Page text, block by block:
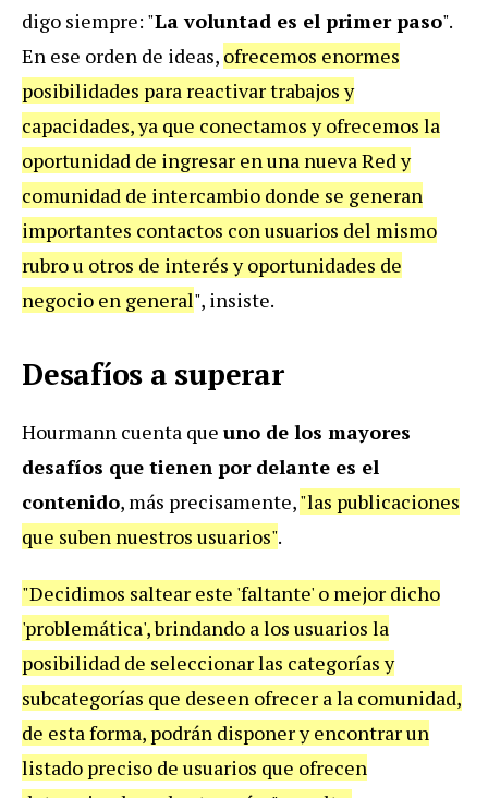
digo siempre: "La voluntad es el primer paso".
En ese orden de ideas, ofrecemos enormes
posibilidades para reactivar trabajos y
capacidades, ya que conectamos y ofrecemos la
oportunidad de ingresar en una nueva Red y
comunidad de intercambio donde se generan
importantes contactos con usuarios del mismo
rubro u otros de interés y oportunidades de
negocio en general", insiste.
Desafíos a superar
Hourmann cuenta que uno de los mayores
desafíos que tienen por delante es el
contenido, más precisamente,"las publicaciones
que suben nuestros usuarios".
"Decidimos saltear este 'faltante' o mejor dicho
'problemática', brindando a los usuarios la
posibilidad de seleccionar las categorías y
subcategorías que deseen ofrecer a la comunidad,
de esta forma, podrán disponer y encontrar un
listado preciso de usuarios que ofrecen